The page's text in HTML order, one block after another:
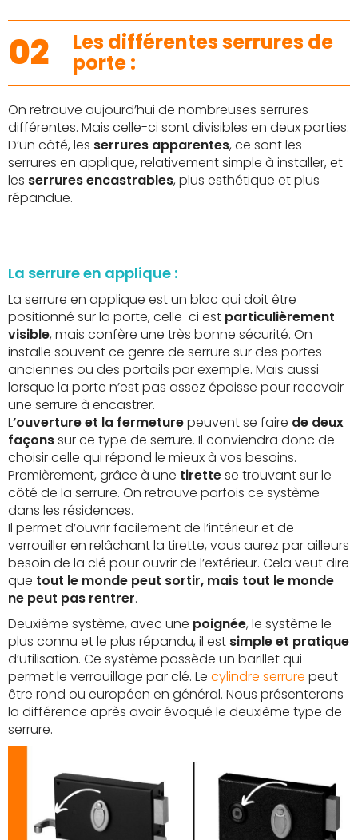
02 Les différentes serrures de
porte :
On retrouve aujourd’hui de nombreuses serrures
différentes. Mais celle-ci sont divisibles en deux parties.
D’un côté, les serrures apparentes, ce sont les
serrures en applique, relativement simple à installer, et
les serrures encastrables, plus esthétique et plus
répandue.
La serrure en applique :
La serrure en applique est un bloc qui doit être
positionné sur la porte, celle-ci est particulièrement
visible, mais confère une très bonne sécurité. On
installe souvent ce genre de serrure sur des portes
anciennes ou des portails par exemple. Mais aussi
lorsque la porte n’est pas assez épaisse pour recevoir
une serrure à encastrer.
L’ouverture et la fermeturepeuvent se faire de deux
façonssur ce type de serrure. Il conviendra donc de
choisir celle qui répond le mieux à vos besoins.
Premièrement, grâce à une tirettese trouvant sur le
côté de la serrure. On retrouve parfois ce système
dans les résidences.
Il permet d’ouvrir facilement de l’intérieur et de
verrouiller en relâchant la tirette, vous aurez par ailleurs
besoin de la clé pour ouvrir de l’extérieur. Cela veut dire
que tout le monde peut sortir, mais tout le monde
ne peut pas rentrer.
Deuxième système, avec une poignée, le système le
plus connu et le plus répandu, il est simple et pratique
d’utilisation. Ce système possède un barillet qui
permet le verrouillage par clé. Le cylindre serrure peut
être rond ou européen en général. Nous présenterons
la différence après avoir évoqué le deuxième type de
serrure.